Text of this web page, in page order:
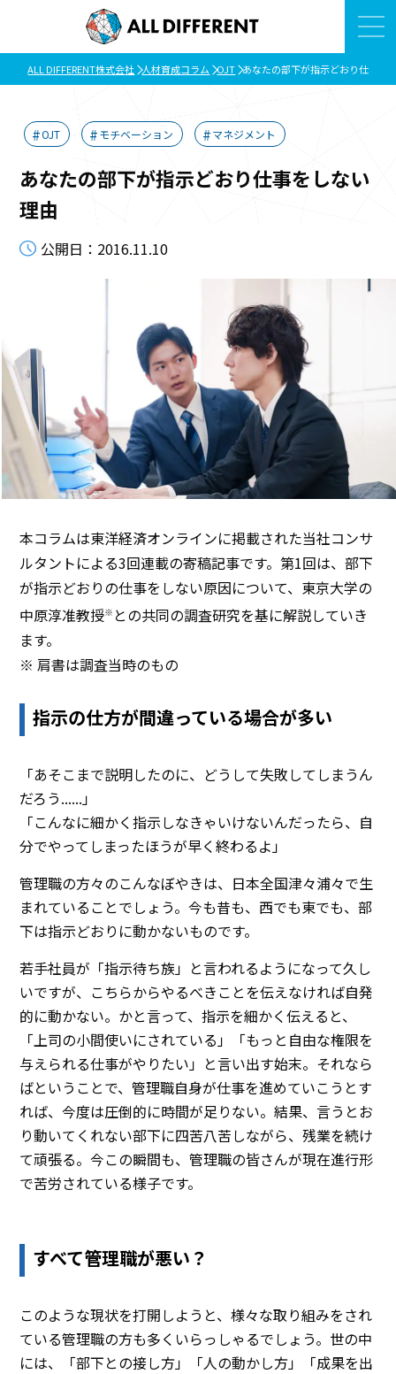
ALL DIFFERENT株式会社 人材育成コラム OJT あなたの部下が指示どおり仕事を
OJT モチベーション マネジメント
あなたの部下が指示どおり仕事をしない
理由
公開日：2016.11.10
本コラムは東洋経済オンラインに掲載された当社コンサ
ルタントによる3回連載の寄稿記事です。第1回は、部下
が指示どおりの仕事をしない原因について、東京大学の
中原淳准教授※ との共同の調査研究を基に解説していき
ます。
※ 肩書は調査当時のもの
指示の仕方が間違っている場合が多い
「あそこまで説明したのに、どうして失敗してしまうん
だろう......」
「こんなに細かく指示しなきゃいけないんだったら、自
分でやってしまったほうが早く終わるよ」
管理職の方々のこんなぼやきは、日本全国津々浦々で生
まれていることでしょう。今も昔も、西でも東でも、部
下は指示どおりに動かないものです。
若手社員が「指示待ち族」と言われるようになって久し
いですが、こちらからやるべきことを伝えなければ自発
的に動かない。かと言って、指示を細かく伝えると、
「上司の小間使いにされている」「もっと自由な権限を
与えられる仕事がやりたい」と言い出す始末。それなら
ばということで、管理職自身が仕事を進めていこうとす
れば、今度は圧倒的に時間が足りない。結果、言うとお
り動いてくれない部下に四苦八苦しながら、残業を続け
て頑張る。今この瞬間も、管理職の皆さんが現在進行形
で苦労されている様子です。
すべて管理職が悪い？
このような現状を打開しようと、様々な取り組みをされ
ている管理職の方も多くいらっしゃるでしょう。世の中
には、「部下との接し方」「人の動かし方」「成果を出